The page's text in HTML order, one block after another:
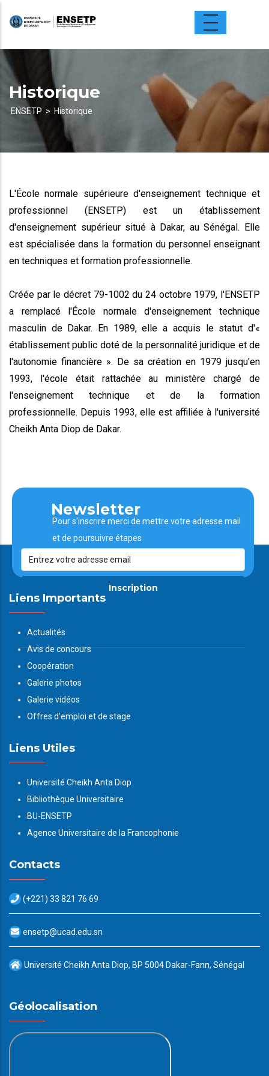
principal
Historique
d'Ariane
ENSETP Historique
L'École normale supérieure d'enseignement technique et
professionnel (ENSETP) est un établissement
d'enseignement supérieur situé à Dakar, au Sénégal. Elle
est spécialisée dans la formation du personnel enseignant
en techniques et formation professionnelle.
Créée par le décret 79-1002 du 24 octobre 1979, l'ENSETP
a remplacé l'École normale d'enseignement technique
masculin de Dakar. En 1989, elle a acquis le statut d'«
établissement public doté de la personnalité juridique et de
l'autonomie financière ». De sa création en 1979 jusqu'en
1993, l'école était rattachée au ministère chargé de
l'enseignement technique et de la formation
professionnelle. Depuis 1993, elle est affiliée à l'université
Cheikh Anta Diop de Dakar.
Newsletter
Pour s'inscrire merci de mettre votre adresse mail
et de poursuivre étapes
Inscription
Liens Importants
Actualités
Avis de concours
Coopération
Galerie photos
Galerie vidéos
Offres d'emploi et de stage
Liens Utiles
Université Cheikh Anta Diop
Bibliothèque Universitaire
BU-ENSETP
Agence Universitaire de la Francophonie
Contacts
(+221) 33 821 76 69
ensetp@ucad.edu.sn
Université Cheikh Anta Diop, BP 5004 Dakar-Fann, Sénégal
Géolocalisation